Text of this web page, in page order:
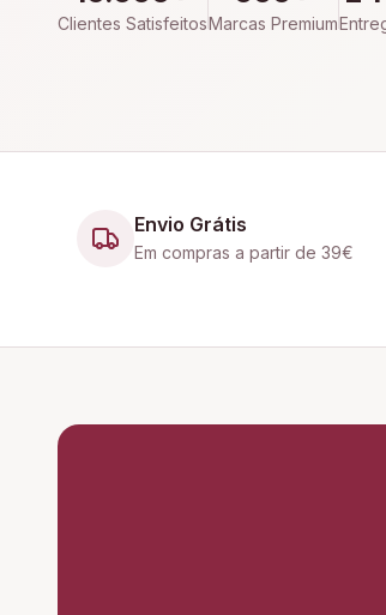
Clientes SatisfeitosMarcas Premium
Envio Grátis
Em compras a partir de 39€